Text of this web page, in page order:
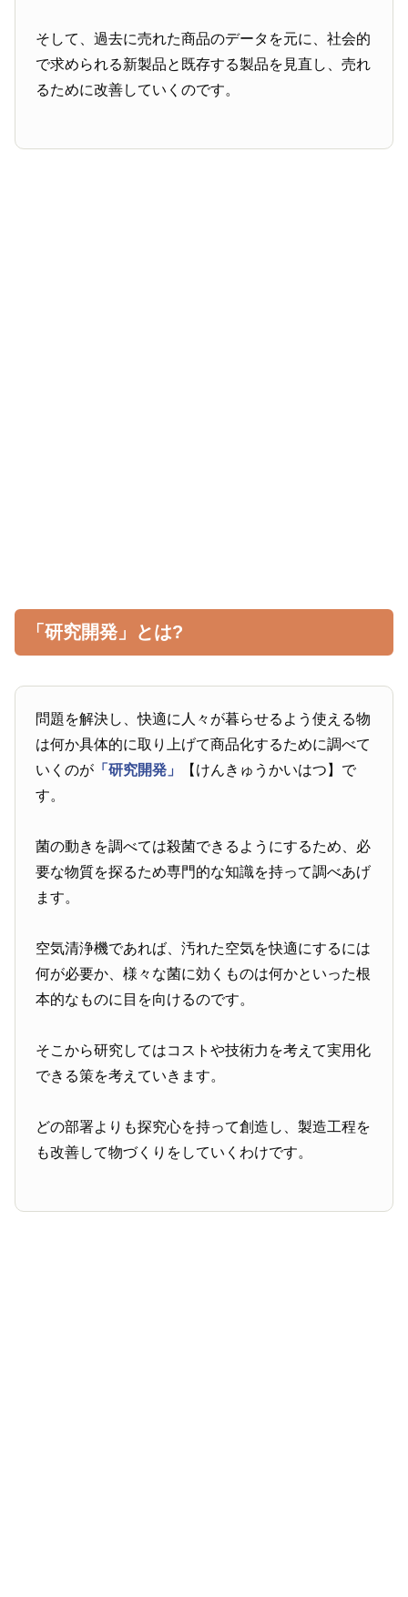
そして、過去に売れた商品のデータを元に、社会的
で求められる新製品と既存する製品を見直し、売れ
るために改善していくのです。
「研究開発」とは?
問題を解決し、快適に人々が暮らせるよう使える物
は何か具体的に取り上げて商品化するために調べて
いくのが 「研究開発」
【けんきゅうかいはつ】で
す。
菌の動きを調べては殺菌できるようにするため、必
要な物質を探るため専門的な知識を持って調べあげ
ます。
空気清浄機であれば、汚れた空気を快適にするには
何が必要か、様々な菌に効くものは何かといった根
本的なものに目を向けるのです。
そこから研究してはコストや技術力を考えて実用化
できる策を考えていきます。
どの部署よりも探究心を持って創造し、製造工程を
も改善して物づくりをしていくわけです。